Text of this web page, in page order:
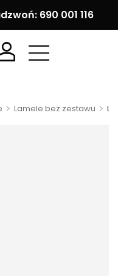
690 001 116
> Lamele bez zestawu >